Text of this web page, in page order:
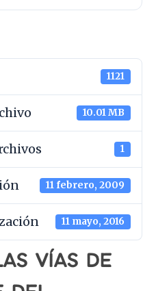
1121
10.01 MB
1
11 febrero, 2009
11 mayo, 2016
vías de